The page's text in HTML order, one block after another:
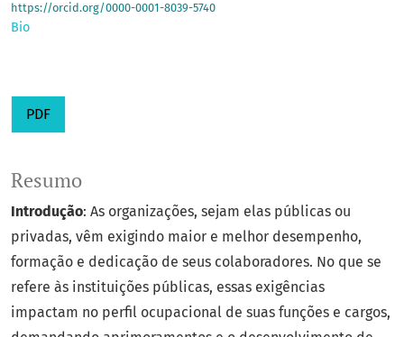
https://orcid.org/0000-0001-8039-5740
Bio
PDF
Resumo
Introdução: As organizações, sejam elas públicas ou
privadas, vêm exigindo maior e melhor desempenho,
formação e dedicação de seus colaboradores. No que se
refere às instituições públicas, essas exigências
impactam no perfil ocupacional de suas funções e cargos,